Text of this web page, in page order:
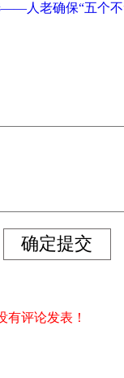
——人老确保“五个不
有评论发表！